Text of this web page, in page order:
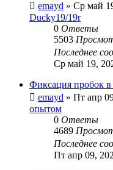
emayd » Ср май
Ducky19/19r
0 Ответы
5503
Последнее
Ср май 19,
Фиксация пробок в
emayd » Пт апр
опытом
0 Ответы
4689
Последнее
Пт апр 09,